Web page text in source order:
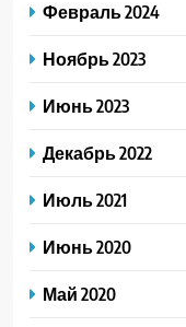
Февраль 2024
Ноябрь 2023
Июнь 2023
Декабрь 2022
Июль 2021
Июнь 2020
Май 2020